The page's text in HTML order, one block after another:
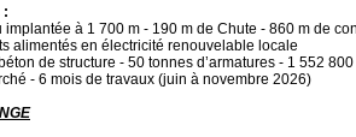
:
implantée à 1 700 m - 190 m de Chute - 860 m de
alimentés en électricité renouvelable locale
de structure - 50 tonnes d’armatures - 1 552
- 6 mois de travaux (juin à novembre 2026)